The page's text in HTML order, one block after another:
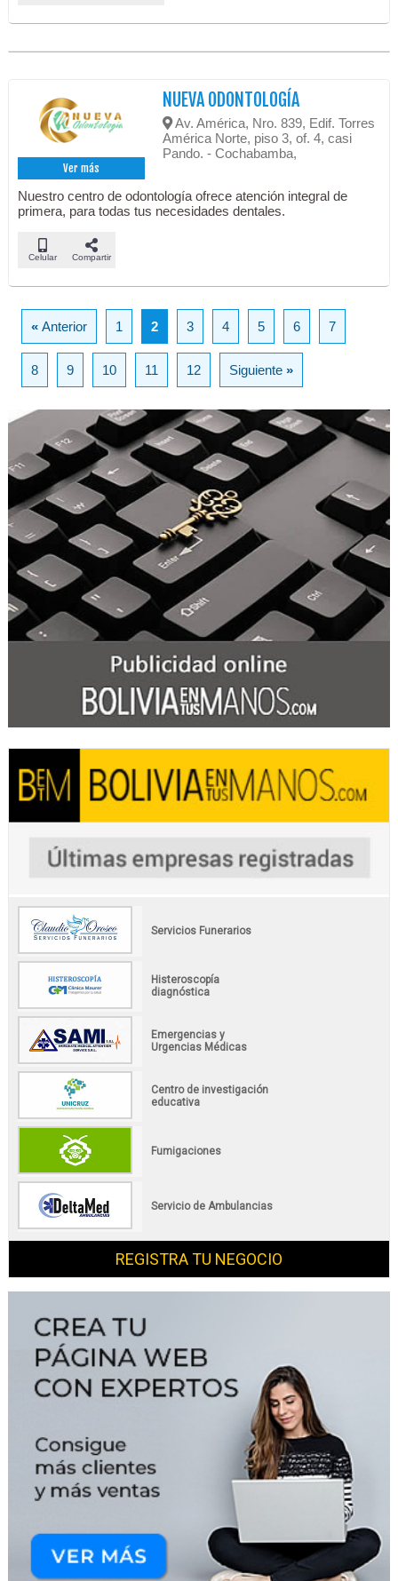
Ver más
NUEVA ODONTOLOGÍA
Av. América, Nro. 839, Edif. Torres
América Norte, piso 3, of. 4, casi
Pando. - Cochabamba,
Nuestro centro de odontología ofrece atención integral de
primera, para todas tus necesidades dentales.
Celular Compartir
«Anterior 1 2 3 4 5 6 7
8 9 10 11 12 Siguiente»
Servicios Funerarios
Histeroscopía
diagnóstica
Emergencias y
Urgencias Médicas
Centro de investigación
educativa
Fumigaciones
Servicio de Ambulancias
REGISTRA TU NEGOCIO